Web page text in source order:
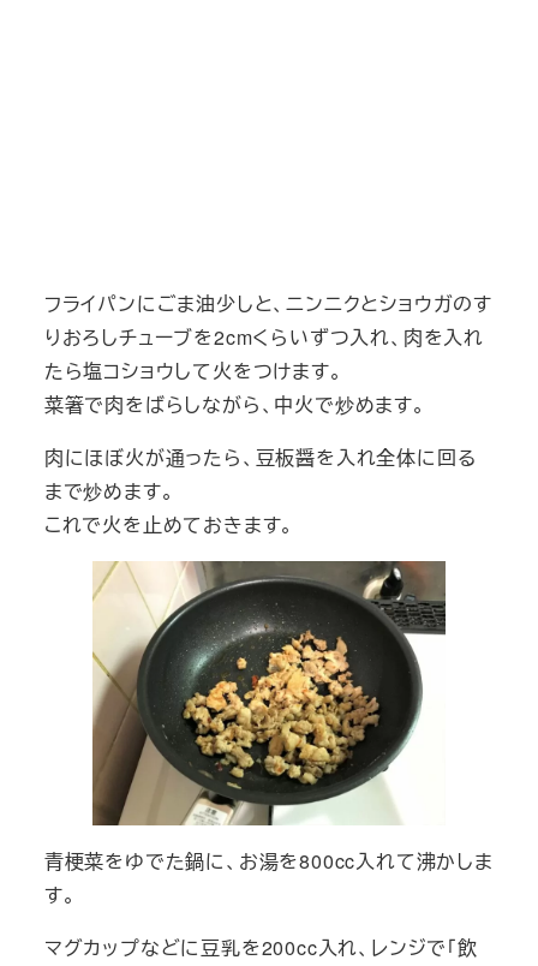
フライパンにごま油少しと、ニンニクとショウガのす
りおろしチューブを2cmくらいずつ入れ、肉を入れ
たら塩コショウして火をつけます。
菜箸で肉をばらしながら、中火で炒めます。
肉にほぼ火が通ったら、豆板醤を入れ全体に回る
まで炒めます。
これで火を止めておきます。
青梗菜をゆでた鍋に、お湯を800cc入れて沸かしま
す。
マグカップなどに豆乳を200cc入れ、レンジで「飲